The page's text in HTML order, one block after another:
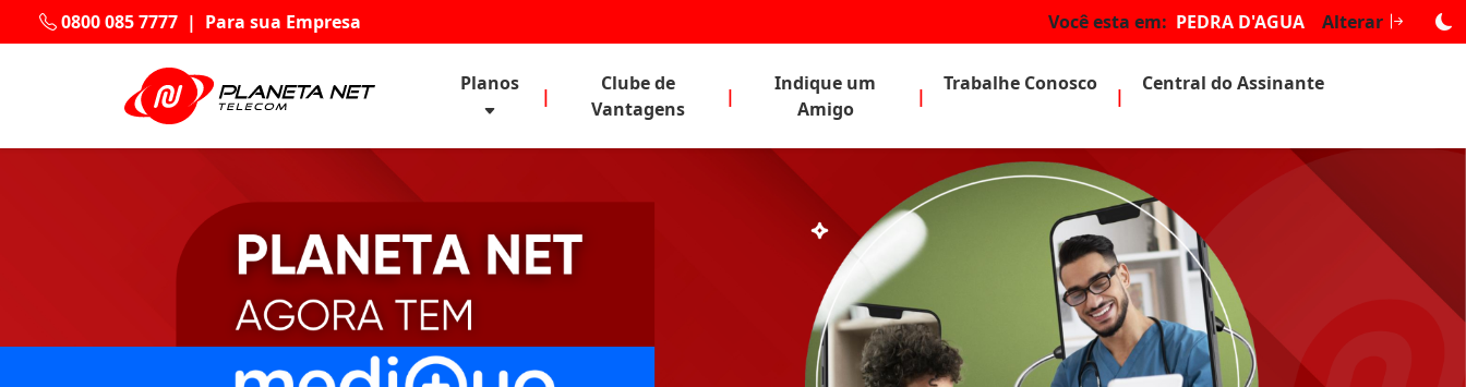
0800 085 7777 | Para sua Empresa Você esta em: PEDRA D'AGUA Alterar
Planos
|
Clube de
Vantagens
|
Indique um
Amigo
|
Trabalhe Conosco
|
Central do Assinante